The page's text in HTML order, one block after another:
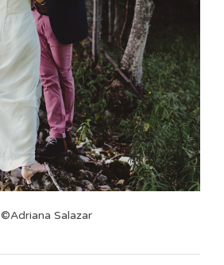
©Adriana Salazar